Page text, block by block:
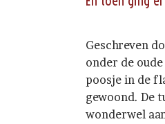
Geschreven
onder de oude
poosje in de
gewoond. De
wonderwel